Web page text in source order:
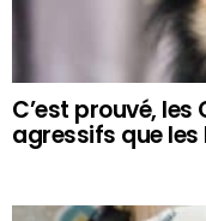
C’est prouvé,
agressifs que les